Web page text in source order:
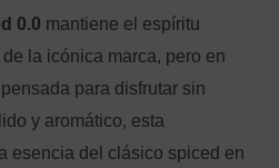
cliente
0.0 mantiene el espíritu
la icónica marca, pero en
para disfrutar sin
y aromático, esta
esencia del clásico spiced en